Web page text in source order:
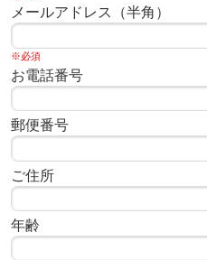
メールアドレス（半角）
※必須
お電話番号
郵便番号
ご住所
年齢